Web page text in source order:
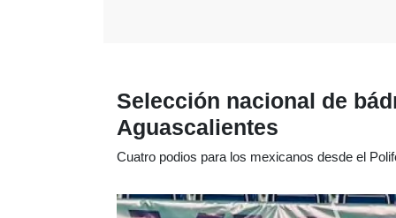
Selección nacional de
Aguascalientes
Cuatro podios para los mexicanos desde el